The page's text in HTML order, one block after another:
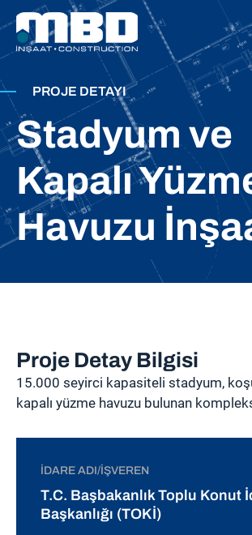
PROJE DETAYI
Stadyum ve
Kapalı
Havuzu
Proje Detay Bilgisi
15.000 seyirci kapasiteli stadyum,
kapalı yüzme havuzu bulunan
İDARE ADI/İŞVEREN
T.C. Başbakanlık Toplu Konut
Başkanlığı (TOKİ)